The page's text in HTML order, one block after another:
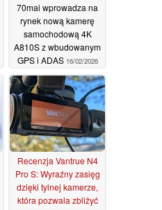
70mai wprowadza na
rynek nową kamerę
samochodową 4K
A810S z wbudowanym
GPS i ADAS 16/02/2026
Recenzja Vantrue N4
Pro S: Wyraźny zasięg
dzięki tylnej kamerze,
która pozwala zbliżyć